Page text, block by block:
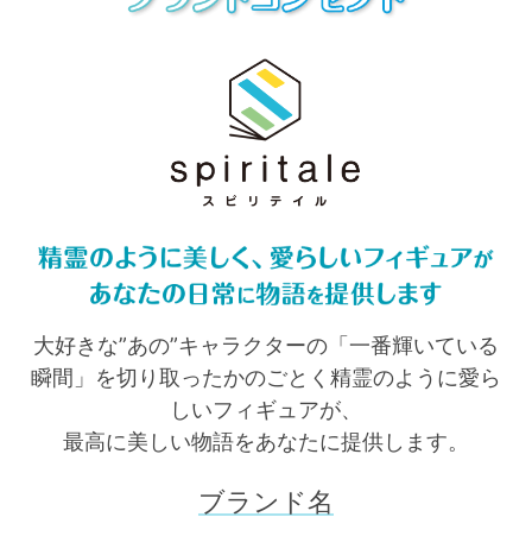
大好きな”あの”キャラクターの「一番輝いている
瞬間」を切り取ったかのごとく精霊のように愛ら
しいフィギュアが、
最高に美しい物語をあなたに提供します。
ブランド名